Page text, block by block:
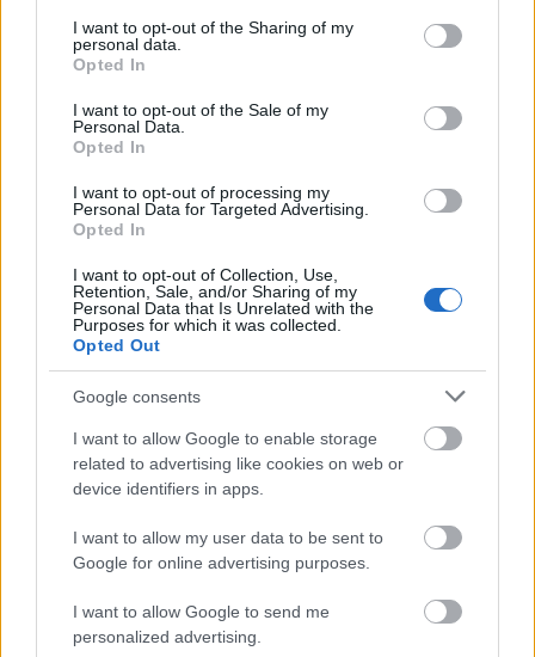
not limited to your visit or usage behaviour. You may click to
grant or deny consent to Google and its third-party tags to
use your data for below specified purposes in below Google
consent section.
I want to opt-out of the Sharing of my
personal data.
Opted In
I want to opt-out of the Sale of my
Personal Data.
Opted In
I want to opt-out of processing my
Personal Data for Targeted Advertising.
Opted In
I want to opt-out of Collection, Use,
Retention, Sale, and/or Sharing of my
Personal Data that Is Unrelated with the
Purposes for which it was collected.
Opted Out
Google consents
I want to allow Google to enable storage
related to advertising like cookies on web or
device identifiers in apps.
I want to allow my user data to be sent to
Google for online advertising purposes.
I want to allow Google to send me
personalized advertising.